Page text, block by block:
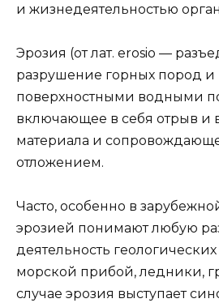
и жизнедеятельностью
Эрозия (от лат. erosio —
разрушение горных пород и
поверхностными водными
включающее в себя отрыв и
материала и
отложением.
Часто, особенно в
эрозией понимают любую
деятельность геологических
морской прибой, ледники,
случае эрозия выступает